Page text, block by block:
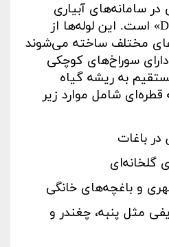
سامانه‌های آبیاری
است. این لوله‌ها از
مختلف ساخته می‌شوند
سوراخ‌های کوچکی
به ریشه گیاه
قطره‌ای شامل موارد زیر
در باغات
گلخانه‌ای
و باغچه‌های خانگی
مثل پنبه، چغندر و